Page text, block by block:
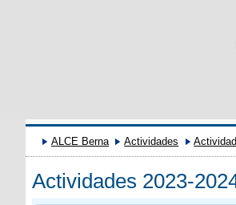
ALCE Berna Actividades
Actividades 2023-